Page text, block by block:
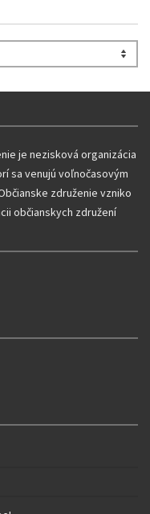
je nezisková organizácia
sa venujú voľnočasovým
združenie vzniko
občianskych združení